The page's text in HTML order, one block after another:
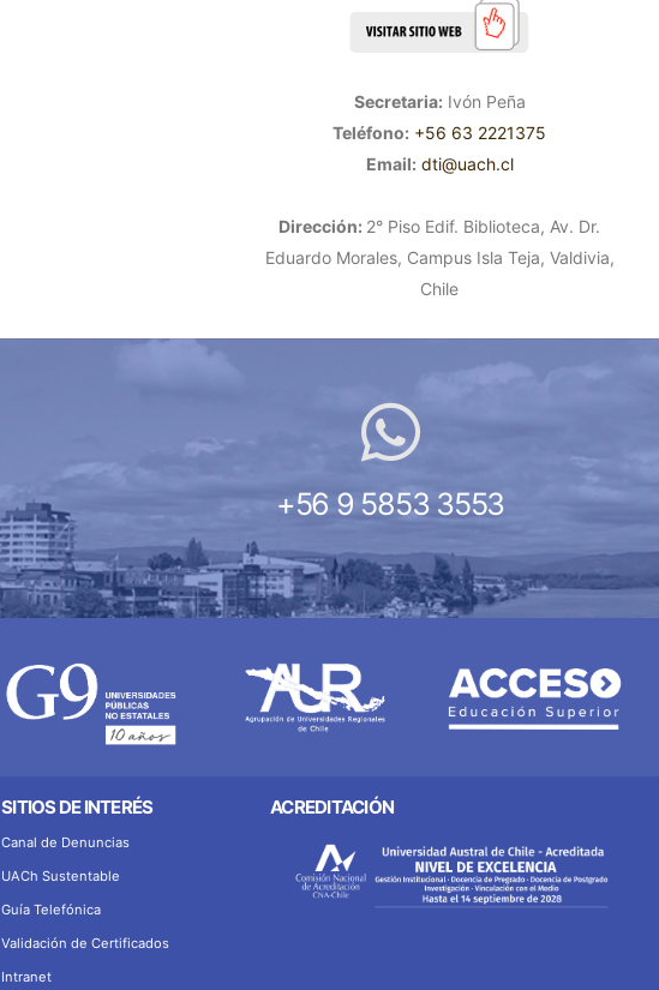
Secretaria: Ivón Peña
Teléfono: +56 63 2221375
Email: dti@uach.cl
Dirección: 2° Piso Edif. Biblioteca, Av. Dr.
Eduardo Morales, Campus Isla Teja, Valdivia,
Chile
+56 9 5853 3553
SITIOS DE INTERÉS
Canal de Denuncias
UACh Sustentable
Guía Telefónica
Validación de Certificados
Intranet
ACREDITACIÓN